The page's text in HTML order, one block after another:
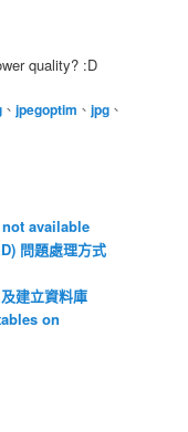
quality? :D
、jpegoptim 、jpg 、
available
問題處理方式
建立資料庫
on